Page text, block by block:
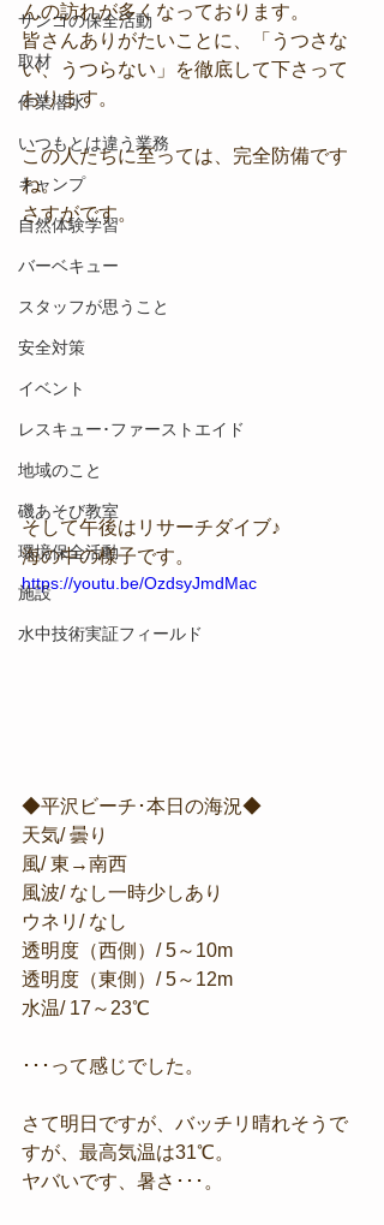
サンゴの保全活動
取材
作業潜水
いつもとは違う業務
キャンプ
自然体験学習
バーベキュー
スタッフが思うこと
安全対策
イベント
レスキュー･ファーストエイド
地域のこと
磯あそび教室
環境保全活動
施設
水中技術実証フィールド
んの訪れが多くなっております。
皆さんありがたいことに、「うつさな
い、うつらない」を徹底して下さって
おります。
この人たちに至っては、完全防備です
ね。
さすがです。
そして午後はリサーチダイブ♪
海の中の様子です。
https://youtu.be/OzdsyJmdMac
◆平沢ビーチ･本日の海況◆
天気/ 曇り
風/ 東→南西
風波/ なし一時少しあり
ウネリ/ なし
透明度（西側）/ 5～10m
透明度（東側）/ 5～12m
水温/ 17～23℃
･･･って感じでした。
さて明日ですが、バッチリ晴れそうで
すが、最高気温は31℃。
ヤバいです、暑さ･･･。